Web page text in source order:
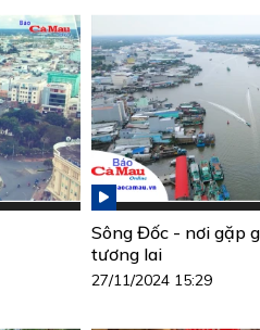
Sông Đốc - nơi gặp
tương lai
27/11/2024 15:29